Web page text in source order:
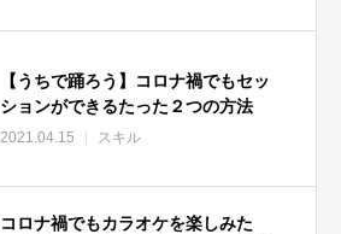
【うちで踊ろう】コロナ禍でもセッ
ションができるたった２つの方法
2021.04.15 スキル
コロナ禍でもカラオケを楽しみた